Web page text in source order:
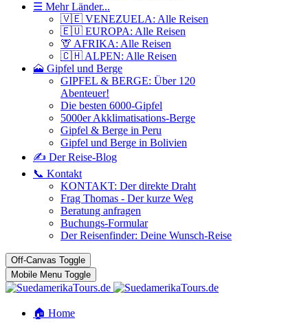
☰ Mehr Länder...
🇻🇪 VENEZUELA: Alle Reisen
🇪🇺 EUROPA: Alle Reisen
🦒 AFRIKA: Alle Reisen
🇨🇭 ALPEN: Alle Reisen
🗻 Gipfel und Berge
GIPFEL & BERGE: Über 120
Abenteuer!
Die besten 6000-Gipfel
5000er Akklimatisations-Berge
Gipfel & Berge in Peru
Gipfel und Berge in Bolivien
✍️ Der Reise-Blog
📞 Kontakt
KONTAKT: Der direkte Draht
Frag Thomas - Der kurze Weg
Beratung anfragen
Buchungs-Formular
Der Reisenfinder: Deine Wunsch-Reise
Off-Canvas Toggle
Mobile Menu Toggle
🏠 Home